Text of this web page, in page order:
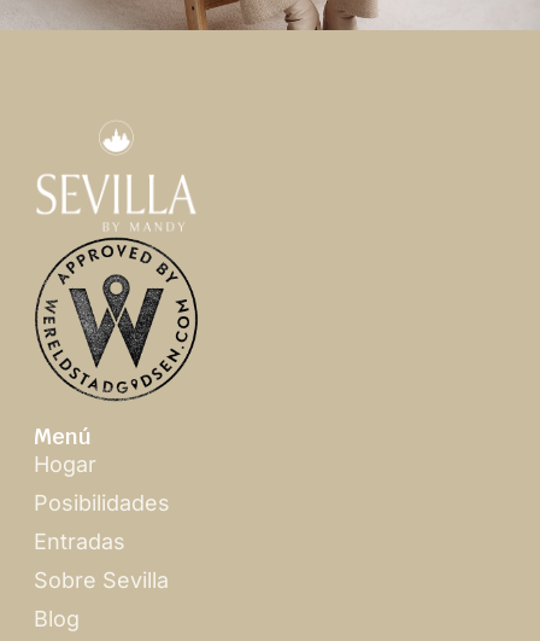
Menú
Hogar
Posibilidades
Entradas
Sobre Sevilla
Blog